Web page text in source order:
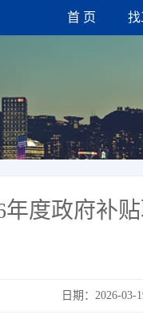
首 页 找
年度政府补
日期：2026-03-